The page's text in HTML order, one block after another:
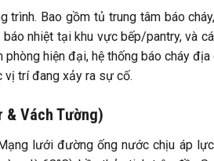
trình. Bao gồm tủ trung tâm báo
nhiệt tại khu vực bếp/pantry, và
hiện đại, hệ thống báo cháy
trí đang xảy ra sự cố.
& Vách Tường)
lưới đường ống nước chịu áp